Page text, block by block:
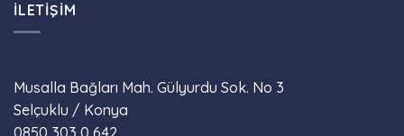
İLETIŞIM
Musalla Bağları Mah. Gülyurdu Sok. No 3
Selçuklu / Konya